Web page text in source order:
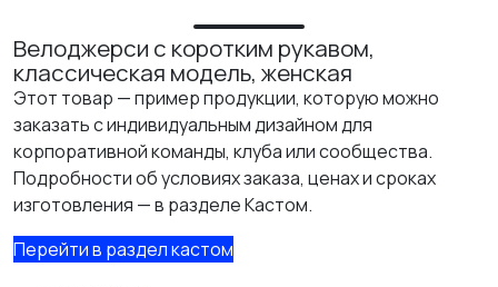
ПРОИЗВОДИМ ОДЕЖДУ ДЛЯ ВЕЛОСПОРТА, ТРИАТЛОНА И БЕГА.
ПОЛУЧИТЕ СВОЙ КАСТОМ
Велоджерси с коротким рукавом,
классическая модель, женская
Этот товар — пример продукции, которую можно
заказать с индивидуальным дизайном для
корпоративной команды, клуба или сообщества.
Подробности об условиях заказа, ценах и сроках
изготовления — в разделе Кастом.
Перейти в раздел кастом